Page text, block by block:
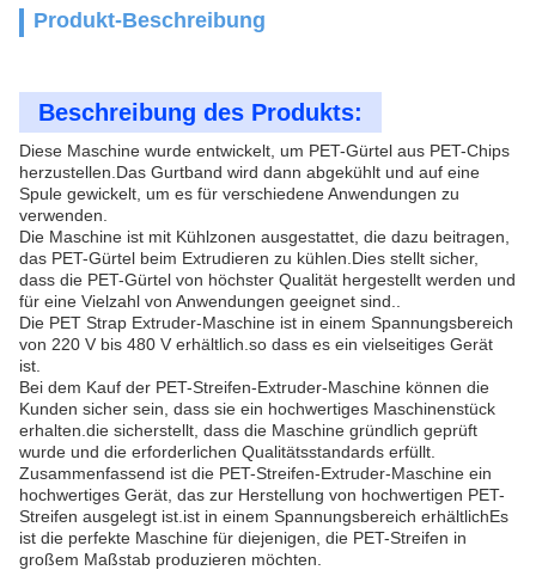
Produkt-Beschreibung
Beschreibung des Produkts:
Diese Maschine wurde entwickelt, um PET-Gürtel aus PET-Chips
herzustellen.Das Gurtband wird dann abgekühlt und auf eine
Spule gewickelt, um es für verschiedene Anwendungen zu
verwenden.
Die Maschine ist mit Kühlzonen ausgestattet, die dazu beitragen,
das PET-Gürtel beim Extrudieren zu kühlen.Dies stellt sicher,
dass die PET-Gürtel von höchster Qualität hergestellt werden und
für eine Vielzahl von Anwendungen geeignet sind..
Die PET Strap Extruder-Maschine ist in einem Spannungsbereich
von 220 V bis 480 V erhältlich.so dass es ein vielseitiges Gerät
ist.
Bei dem Kauf der PET-Streifen-Extruder-Maschine können die
Kunden sicher sein, dass sie ein hochwertiges Maschinenstück
erhalten.die sicherstellt, dass die Maschine gründlich geprüft
wurde und die erforderlichen Qualitätsstandards erfüllt.
Zusammenfassend ist die PET-Streifen-Extruder-Maschine ein
hochwertiges Gerät, das zur Herstellung von hochwertigen PET-
Streifen ausgelegt ist.ist in einem Spannungsbereich erhältlichEs
ist die perfekte Maschine für diejenigen, die PET-Streifen in
großem Maßstab produzieren möchten.